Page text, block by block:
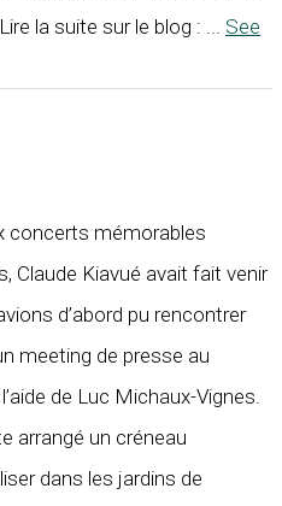
la suite sur le blog : ... See
concerts mémorables
Claude Kiavué avait fait venir
d’abord pu rencontrer
meeting de presse au
de Luc Michaux-Vignes.
arrangé un créneau
dans les jardins de